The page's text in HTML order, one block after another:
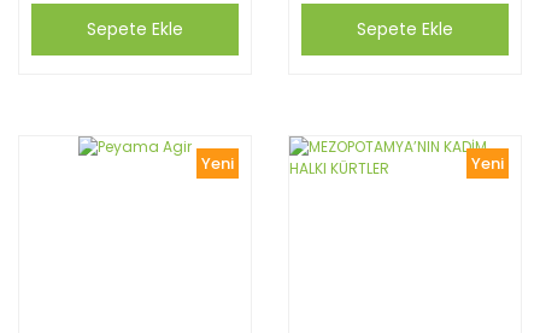
Sepete Ekle Sepete Ekle
Yeni Yeni